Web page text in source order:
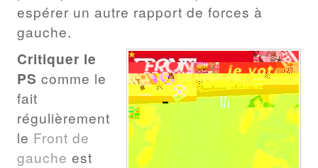
espérer un autre rapport de forces à
gauche.
Critiquer le
PS comme le
fait
régulièrement
le Front de
gauche est